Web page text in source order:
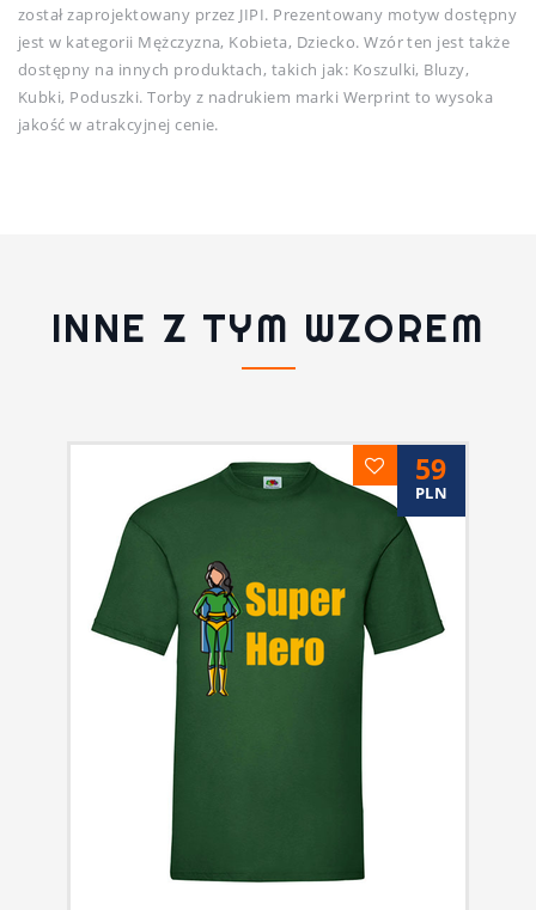
został zaprojektowany przez JIPI. Prezentowany motyw dostępny
jest w kategorii Mężczyzna, Kobieta, Dziecko. Wzór ten jest także
dostępny na innych produktach, takich jak: Koszulki, Bluzy,
Kubki, Poduszki. Torby z nadrukiem marki Werprint to wysoka
jakość w atrakcyjnej cenie.
INNE Z TYM WZOREM
59
PLN